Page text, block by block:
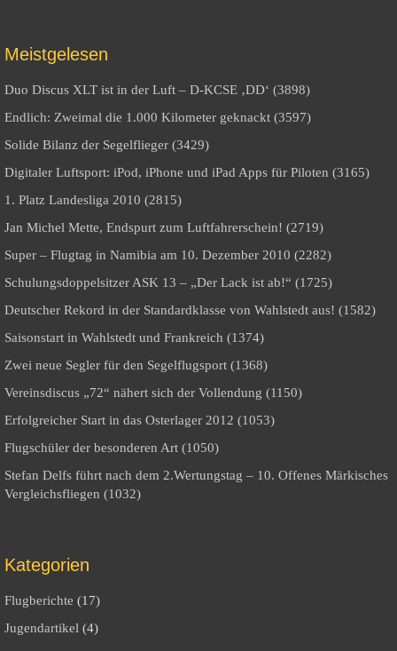
Meistgelesen
Duo Discus XLT ist in der Luft – D-KCSE ‚DD‘ (3898)
Endlich: Zweimal die 1.000 Kilometer geknackt (3597)
Solide Bilanz der Segelflieger (3429)
Digitaler Luftsport: iPod, iPhone und iPad Apps für Piloten (3165)
1. Platz Landesliga 2010 (2815)
Jan Michel Mette, Endspurt zum Luftfahrerschein! (2719)
Super – Flugtag in Namibia am 10. Dezember 2010 (2282)
Schulungsdoppelsitzer ASK 13 – „Der Lack ist ab!“ (1725)
Deutscher Rekord in der Standardklasse von Wahlstedt aus! (1582)
Saisonstart in Wahlstedt und Frankreich (1374)
Zwei neue Segler für den Segelflugsport (1368)
Vereinsdiscus „72“ nähert sich der Vollendung (1150)
Erfolgreicher Start in das Osterlager 2012 (1053)
Flugschüler der besonderen Art (1050)
Stefan Delfs führt nach dem 2.Wertungstag – 10. Offenes Märkisches
Vergleichsfliegen (1032)
Kategorien
Flugberichte (17)
Jugendartikel (4)